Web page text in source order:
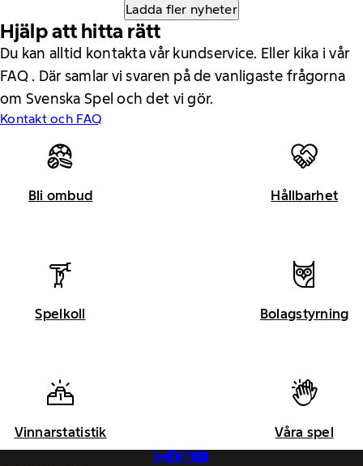
Ladda fler nyheter
Hjälp att hitta rätt
Du kan alltid kontakta vår kundservice. Eller kika i vår
FAQ . Där samlar vi svaren på de vanligaste frågorna
om Svenska Spel och det vi gör.
Kontakt och FAQ
Bli ombud Hållbarhet
Spelkoll Bolagstyrning
Vinnarstatistik Våra spel